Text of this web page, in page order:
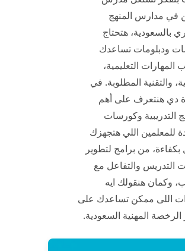
في مدارس المنهج
بالسعودية، هتحتاج
ودبلومات تساعدك
المهارات التعليمية،
والتقنية المطلوبة. في
دي هنتعرف على أهم
التدريبية وكورسات
للمعلمين اللي هتجهزك
بكفاءة، من برامج لتطوير
التدريس والتفاعل مع
وكمان هنقولك ايه
اللى ممكن تساعدك على
الرخصة المهنية السعودية.